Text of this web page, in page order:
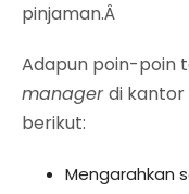
pinjaman.Â
Adapun poin-poin
managerdi
berikut:
Mengarahkan